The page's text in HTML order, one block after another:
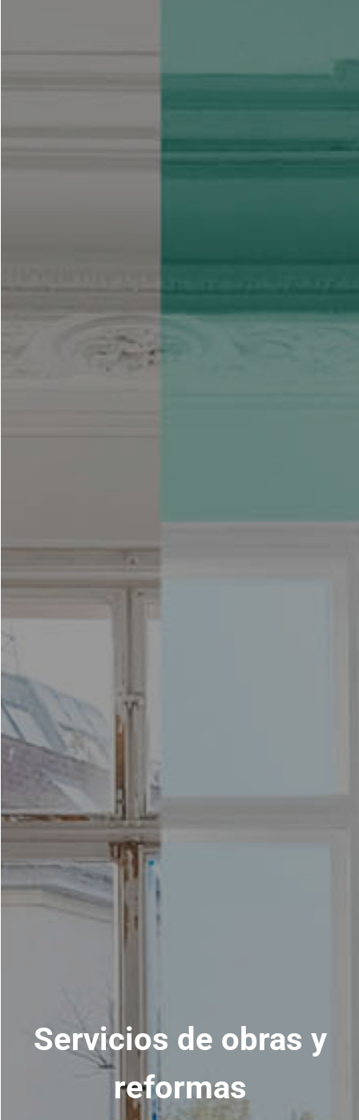
Servicios de obras y
reformas